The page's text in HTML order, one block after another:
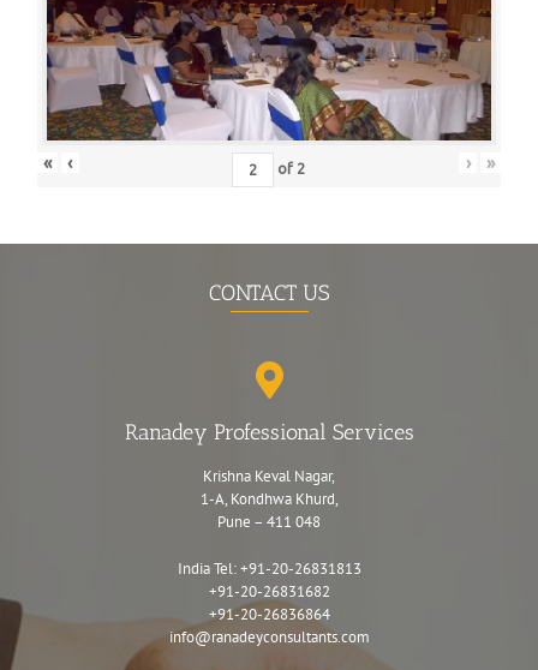
« ‹ of 2 › »
CONTACT US
Ranadey Professional Services
Krishna Keval Nagar,
1-A, Kondhwa Khurd,
Pune – 411 048
India Tel:+91-20-26831813
+91-20-26831682
+91-20-26836864
info@ranadeyconsultants.com